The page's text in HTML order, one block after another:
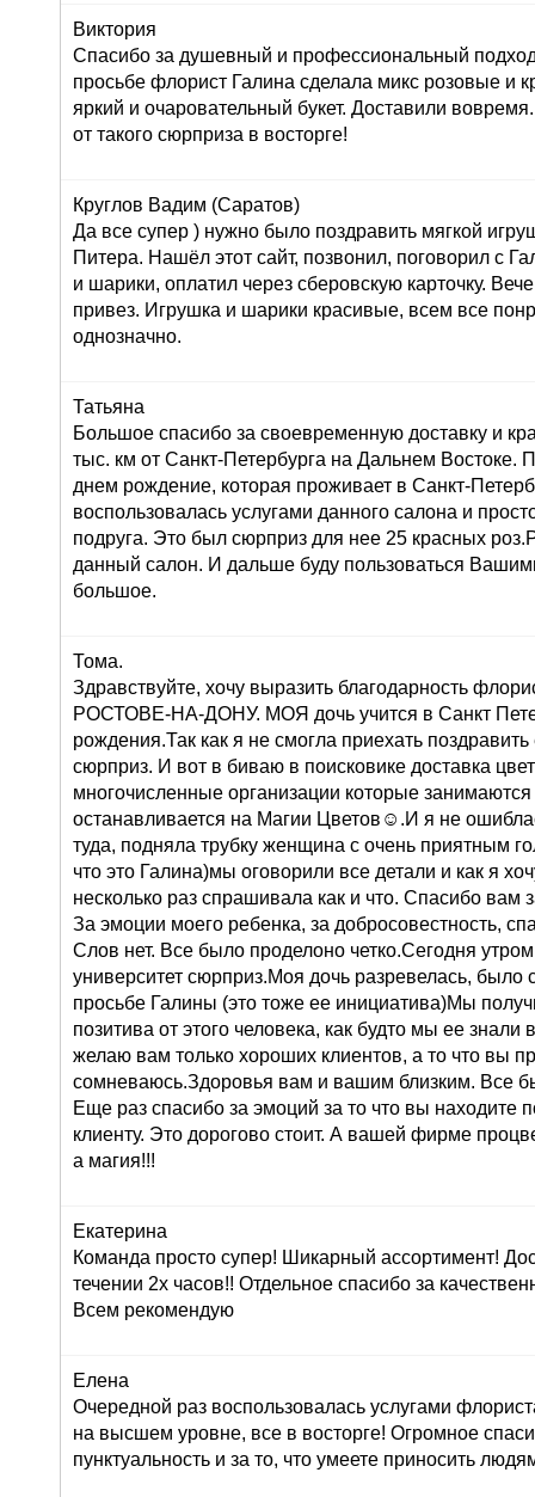
Виктория
Спасибо за душевный и профессиональный
просьбе флорист Галина сделала микс розовые и
яркий и очаровательный букет. Доставили
от такого сюрприза в восторге!
Круглов Вадим (Саратов)
Да все супер ) нужно было поздравить мягкой
Питера. Нашёл этот сайт, позвонил, поговорил с
и шарики, оплатил через сберовскую карточку.
привез. Игрушка и шарики красивые, всем все
однозначно.
Татьяна
Большое спасибо за своевременную доставку и
тыс. км от Санкт-Петербурга на Дальнем Востоке.
днем рождение, которая проживает в Санкт-
воспользовалась услугами данного салона и
подруга. Это был сюрприз для нее 25 красных
данный салон. И дальше буду пользоваться
большое.
Тома.
Здравствуйте, хочу выразить благодарность
РОСТОВЕ-НА-ДОНУ. МОЯ дочь учится в Санкт
рождения.Так как я не смогла приехать
сюрприз. И вот в биваю в поисковике доставка
многочисленные организации которые
останавливается на Магии Цветов☺.И я не
туда, подняла трубку женщина с очень приятным
что это Галина)мы оговорили все детали и как я
несколько раз спрашивала как и что. Спасибо вам
За эмоции моего ребенка, за добросовестность,
Слов нет. Все было проделоно четко.Сегодня
университет сюрприз.Моя дочь разревелась, было
просьбе Галины (это тоже ее инициатива)Мы
позитива от этого человека, как будто мы ее знали
желаю вам только хороших клиентов, а то что вы
сомневаюсь.Здоровья вам и вашим близким. Все
Еще раз спасибо за эмоций за то что вы находите
клиенту. Это дорогово стоит. А вашей фирме
а магия!!!
Екатерина
Команда просто супер! Шикарный ассортимент!
течении 2х часов!! Отдельное спасибо за
Всем рекомендую
Елена
Очередной раз воспользовалась услугами
на высшем уровне, все в восторге! Огромное
пунктуальность и за то, что умеете приносить